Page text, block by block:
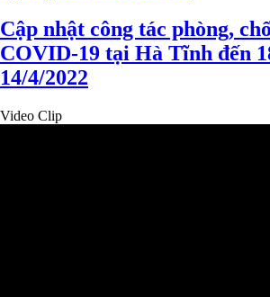
Cập nhật công tác phòng,
COVID-19 tại Hà Tĩnh đến
14/4/2022
Video Clip